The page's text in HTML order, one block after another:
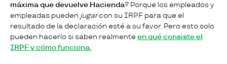
máxima que devuelve Hacienda? Porque los empleados y
empleadas pueden jugarcon su IRPF para que el
resultado de la declaración esté a su favor. Pero esto solo
pueden hacerlo si saben realmenteen qué consiste el
IRPF y cómo funciona.